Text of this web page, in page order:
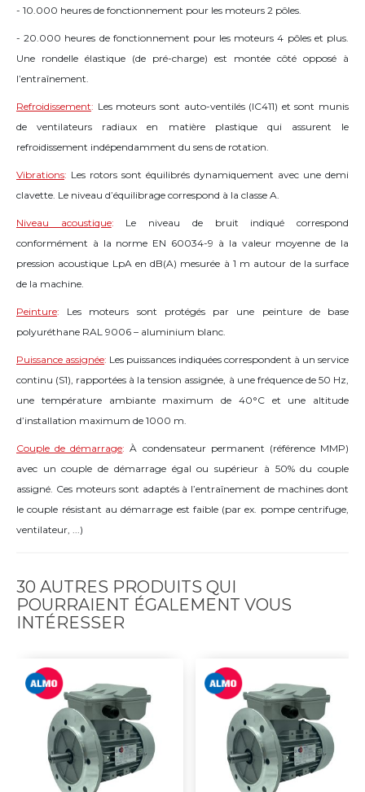
- 10.000 heures de fonctionnement pour les moteurs 2 pôles.
- 20.000 heures de fonctionnement pour les moteurs 4 pôles et plus.
Une rondelle élastique (de pré-charge) est montée côté opposé à
l’entraînement.
Refroidissement: Les moteurs sont auto-ventilés (IC411) et sont munis
de ventilateurs radiaux en matière plastique qui assurent le
refroidissement indépendamment du sens de rotation.
Vibrations: Les rotors sont équilibrés dynamiquement avec une demi
clavette. Le niveau d’équilibrage correspond à la classe A.
Niveau acoustique: Le niveau de bruit indiqué correspond
conformément à la norme EN 60034-9 à la valeur moyenne de la
pression acoustique LpA en dB(A) mesurée à 1 m autour de la surface
de la machine.
Peinture: Les moteurs sont protégés par une peinture de base
polyuréthane RAL 9006 – aluminium blanc.
Puissance assignée: Les puissances indiquées correspondent à un service
continu (S1), rapportées à la tension assignée, à une fréquence de 50 Hz,
une température ambiante maximum de 40°C et une altitude
d’installation maximum de 1000 m.
Couple de démarrage: À condensateur permanent (référence MMP)
avec un couple de démarrage égal ou supérieur à 50% du couple
assigné. Ces moteurs sont adaptés à l’entraînement de machines dont
le couple résistant au démarrage est faible (par ex. pompe centrifuge,
ventilateur, ...)
30 AUTRES PRODUITS QUI
POURRAIENT ÉGALEMENT VOUS
INTÉRESSER